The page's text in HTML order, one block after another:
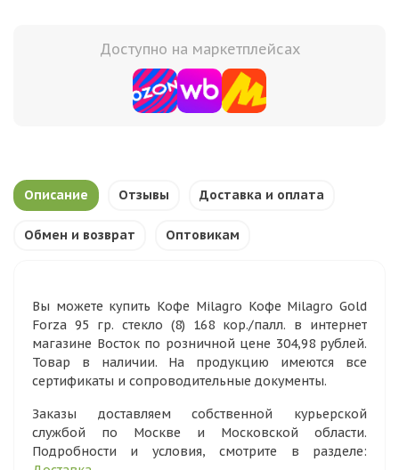
Доступно на маркетплейсах
Описание Отзывы Доставка и оплата
Обмен и возврат Оптовикам
Вы можете купить Кофе Milagro Кофе Milagro Gold
Forza 95 гр. стекло (8) 168 кор./палл. в интернет
магазине Восток по розничной цене 304,98 рублей.
Товар в наличии. На продукцию имеются все
сертификаты и сопроводительные документы.
Заказы доставляем собственной курьерской
службой по Москве и Московской области.
Подробности и условия, смотрите в разделе: